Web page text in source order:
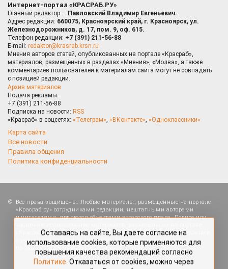
Интернет-портал «КРАСРАБ.РУ»
Главный редактор — Павловский Владимир Евгеньевич.
Адрес редакции: 660075, Красноярский край, г. Красноярск, ул.
Железнодорожников, д. 17, пом. 9, оф. 615.
Телефон редакции: +7 (391) 211-56-88
E-mail: redaktor@krasrab.krsn.ru
Мнения авторов статей, опубликованных на портале «Красраб»,
материалов, размещённых в разделах «Мнения», «Молва», а также
комментариев пользователей к материалам сайта могут не совпадать
с позицией редакции.
Архив материалов
Подача рекламы:
+7 (391) 211-56-88
Подписка на новости: RSS
«Красраб» в соцсетях: «Телеграм», «ВКонтакте», «Одноклассники»
Карта сайта
Все новости
Правила общения
Политика конфиденциальности
Все права защищены. Любые материалы, размещённые на портале
«Красраб.ру» сотрудниками редакции, нештатными авторами
и читателями, являются объектами авторского права. Полное или
«Красраб.ру», допускается только с письменного согласия редакции
с указанием ссылки на источник. Все вопросы можно задать
redaktor@krasrab.krsn.ru
Оставаясь на сайте, Вы даете согласие на
использование cookies, которые применяются для
Политике. Отказаться от cookies, можно через
настройки Вашего браузера.